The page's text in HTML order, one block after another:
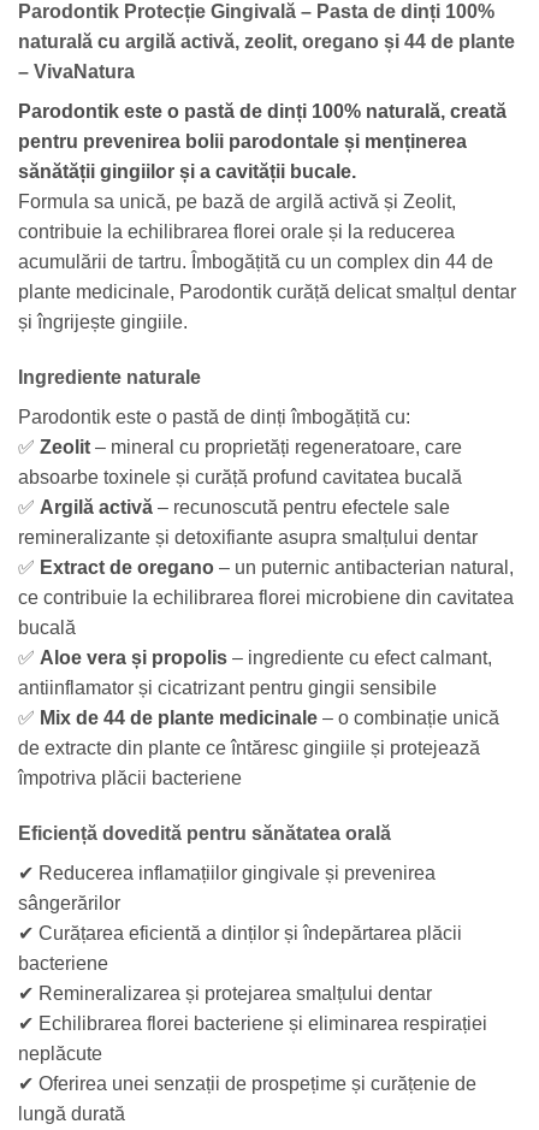
Parodontik Protecție Gingivală – Pasta de dinți 100%
naturală cu argilă activă, zeolit, oregano și 44 de plante
– VivaNatura
Parodontik este o pastă de dinți 100% naturală, creată
pentru prevenirea bolii parodontale și menținerea
sănătății gingiilor și a cavității bucale.
Formula sa unică, pe bază de argilă activă și Zeolit,
contribuie la echilibrarea florei orale și la reducerea
acumulării de tartru. Îmbogățită cu un complex din 44 de
plante medicinale, Parodontik curăță delicat smalțul dentar
și îngrijește gingiile.
Ingrediente naturale
Parodontik este o pastă de dinți îmbogățită cu:
✅ Zeolit – mineral cu proprietăți regeneratoare, care
absoarbe toxinele și curăță profund cavitatea bucală
✅ Argilă activă – recunoscută pentru efectele sale
remineralizante și detoxifiante asupra smalțului dentar
✅ Extract de oregano – un puternic antibacterian natural,
ce contribuie la echilibrarea florei microbiene din cavitatea
bucală
✅ Aloe vera și propolis – ingrediente cu efect calmant,
antiinflamator și cicatrizant pentru gingii sensibile
✅ Mix de 44 de plante medicinale – o combinație unică
de extracte din plante ce întăresc gingiile și protejează
împotriva plăcii bacteriene
Eficiență dovedită pentru sănătatea orală
✔ Reducerea inflamațiilor gingivale și prevenirea
sângerărilor
✔ Curățarea eficientă a dinților și îndepărtarea plăcii
bacteriene
✔ Remineralizarea și protejarea smalțului dentar
✔ Echilibrarea florei bacteriene și eliminarea respirației
neplăcute
✔ Oferirea unei senzații de prospețime și curățenie de
lungă durată